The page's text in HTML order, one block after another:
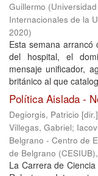
Guillermo (
Internacionales de la
2020)
Esta semana
del hospital, el
mensaje unificador,
británico al que
Política Aislada -
Degiorgis, Patricio [dir.]
Villegas, Gabriel;
Belgrano - Centro de
de Belgrano (CESIUB),
La Carrera de